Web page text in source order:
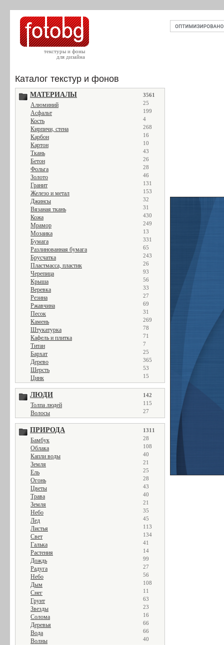
текстуры и фоны
для дизайна
Каталог текстур и фонов
МАТЕРИАЛЫ 3561
Алюминий 25
Асфальт 199
Кость 4
Кирпичи, стена 268
Карбон 16
Картон 10
Ткань 43
Бетон 26
Фольга 28
Золото 46
Гранит 131
Железо и метал 153
Джинсы 32
Вязаная ткань 31
Кожа 430
Мрамор 249
Мозаика 13
Бумага 331
Разлинованная бумага 65
Брусчатка 243
Пластмасса, пластик 26
Черепица 93
Крыша 56
Веревка 33
Резина 27
Ржавчина 69
Песок 31
Камень 269
Штукатурка 78
Кафель и плитка 71
Титан 7
Бархат 25
Дерево 365
Шерсть 53
Цинк 15
ЛЮДИ 142
Толпа людей 115
Волосы 27
ПРИРОДА 1311
Бамбук 28
Облака 108
Капли воды 40
Земля 21
Ель 25
Огонь 28
Цветы 43
Трава 40
Земля 21
Небо 35
Лед 45
Листья 113
Свет 134
Галька 41
Растения 14
Дождь 99
Радуга 27
Небо 56
Дым 108
Снег 11
Грунт 63
Звезды 23
Солома 16
Деревья 66
Вода 66
Волны 40